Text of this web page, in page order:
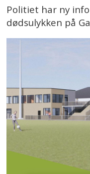
Politiet har ny
dødsulykken på